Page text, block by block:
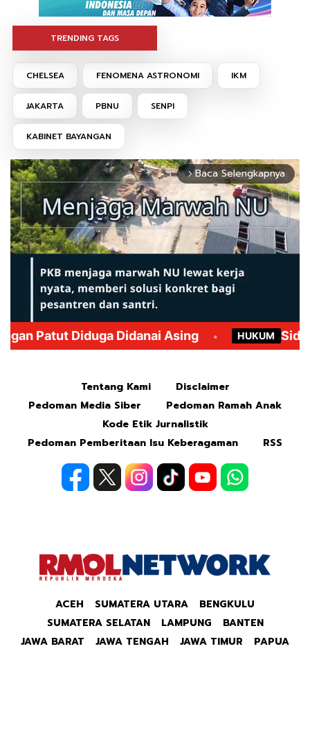
TRENDING TAGS
CHELSEA FENOMENA ASTRONOMI IKM
JAKARTA PBNU SENPI
KABINET BAYANGAN
arrow_forward_ios Baca Selengkapnya
Tentang Kami
Disclaimer
Pedoman Media Siber
Pedoman Ramah Anak
Kode Etik Jurnalistik
Pedoman Pemberitaan Isu Keberagaman
RSS
ACEH SUMATERA UTARA
BENGKULU
SUMATERA SELATAN
LAMPUNG
BANTEN
JAWA BARAT
JAWA TENGAH JAWA TIMUR PAPUA